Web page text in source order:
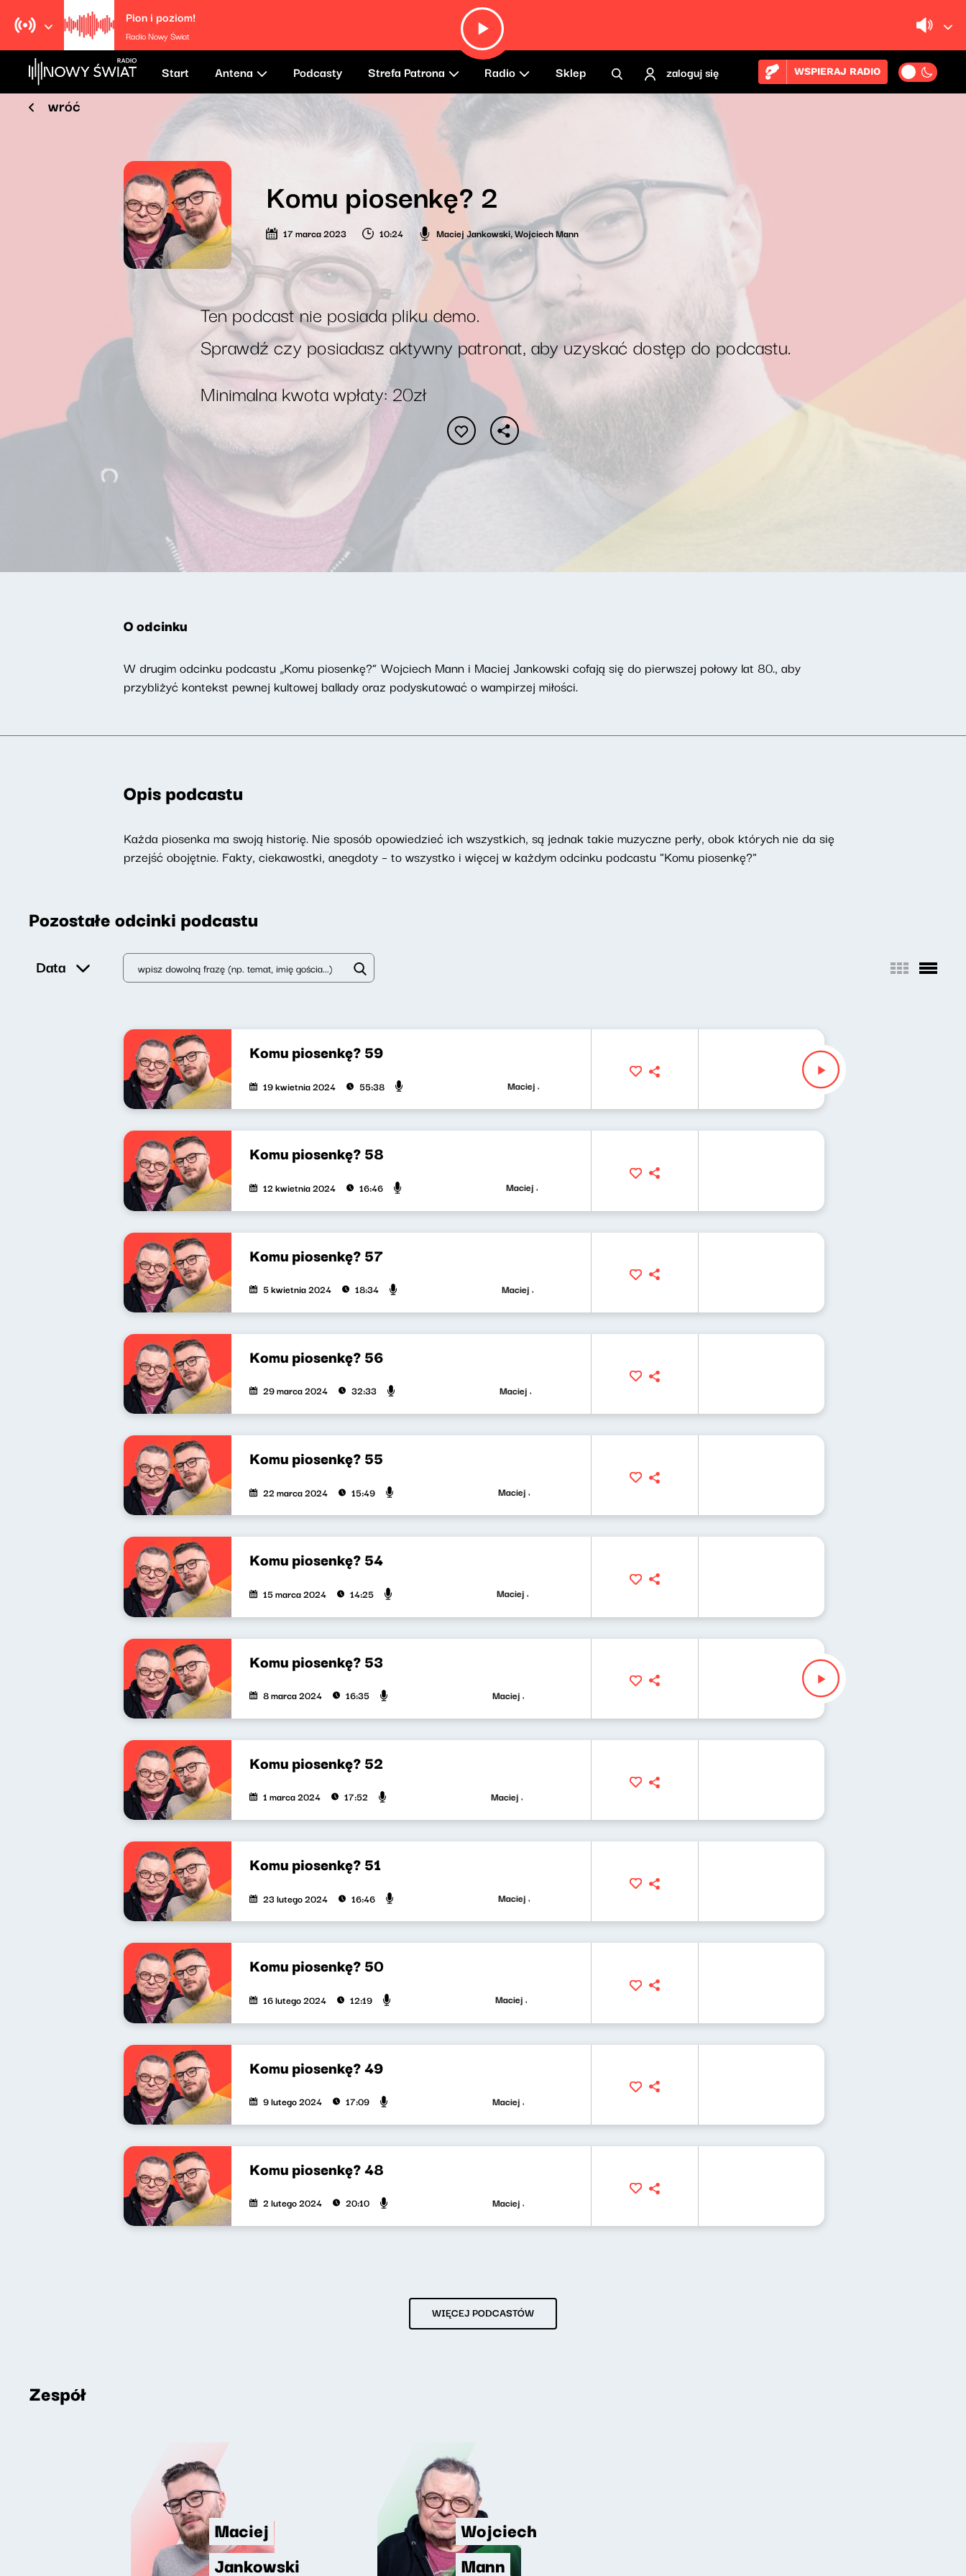
Pion i poziom!
Radio Nowy Świat
Start Antena Podcasty Strefa Patrona Radio Sklep zaloguj się WSPIERAJ RADIO
wróć
Komu piosenkę? 2
17 marca 2023 10:24 Maciej Jankowski,Wojciech Mann
Ten podcast nie posiada pliku demo.
Sprawdź czy posiadasz aktywny patronat, aby uzyskać dostęp do podcastu.
Minimalna kwota wpłaty: 20zł
O odcinku
W drugim odcinku podcastu „Komu piosenkę?” Wojciech Mann i Maciej Jankowski cofają się do pierwszej połowy lat 80., aby
przybliżyć kontekst pewnej kultowej ballady oraz podyskutować o wampirzej miłości.
Opis podcastu
Każda piosenka ma swoją historię. Nie sposób opowiedzieć ich wszystkich, są jednak takie muzyczne perły, obok których nie da się
przejść obojętnie. Fakty, ciekawostki, anegdoty – to wszystko i więcej w każdym odcinku podcastu "Komu piosenkę?"
Pozostałe odcinki podcastu
Data
Komu piosenkę? 59
19 kwietnia 2024 55:38 Maciej Jankowski, Wojciech Mann
Komu piosenkę? 58
12 kwietnia 2024 16:46 Maciej Jankowski, Wojciech Mann
Komu piosenkę? 57
5 kwietnia 2024 18:34 Maciej Jankowski, Wojciech Mann
Komu piosenkę? 56
29 marca 2024 32:33 Maciej Jankowski, Wojciech Mann
Komu piosenkę? 55
22 marca 2024 15:49 Maciej Jankowski, Wojciech Mann
Komu piosenkę? 54
15 marca 2024 14:25 Maciej Jankowski, Wojciech Mann
Komu piosenkę? 53
8 marca 2024 16:35 Maciej Jankowski, Wojciech Mann
Komu piosenkę? 52
1 marca 2024 17:52 Maciej Jankowski, Wojciech Mann
Komu piosenkę? 51
23 lutego 2024 16:46 Maciej Jankowski, Wojciech Mann
Komu piosenkę? 50
16 lutego 2024 12:19 Maciej Jankowski, Wojciech Mann
Komu piosenkę? 49
9 lutego 2024 17:09 Maciej Jankowski, Wojciech Mann
Komu piosenkę? 48
2 lutego 2024 20:10 Maciej Jankowski, Wojciech Mann
WIĘCEJ PODCASTÓW
Zespół
Maciej
Jankowski
Wojciech
Mann